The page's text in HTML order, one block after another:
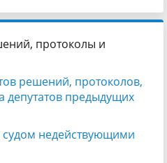
протоколы и
решений, протоколов,
депутатов предыдущих
недействующими